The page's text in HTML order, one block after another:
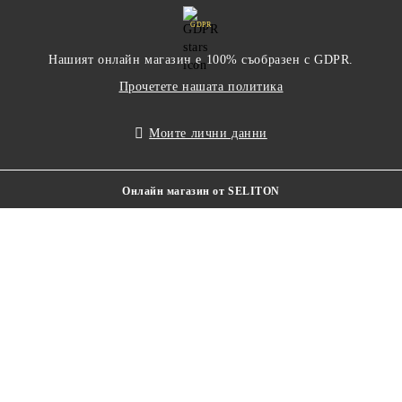
GDPR
Нашият онлайн магазин е 100% съобразен с GDPR.
Прочетете нашата политика
Моите лични данни
Онлайн магазин от SELITON